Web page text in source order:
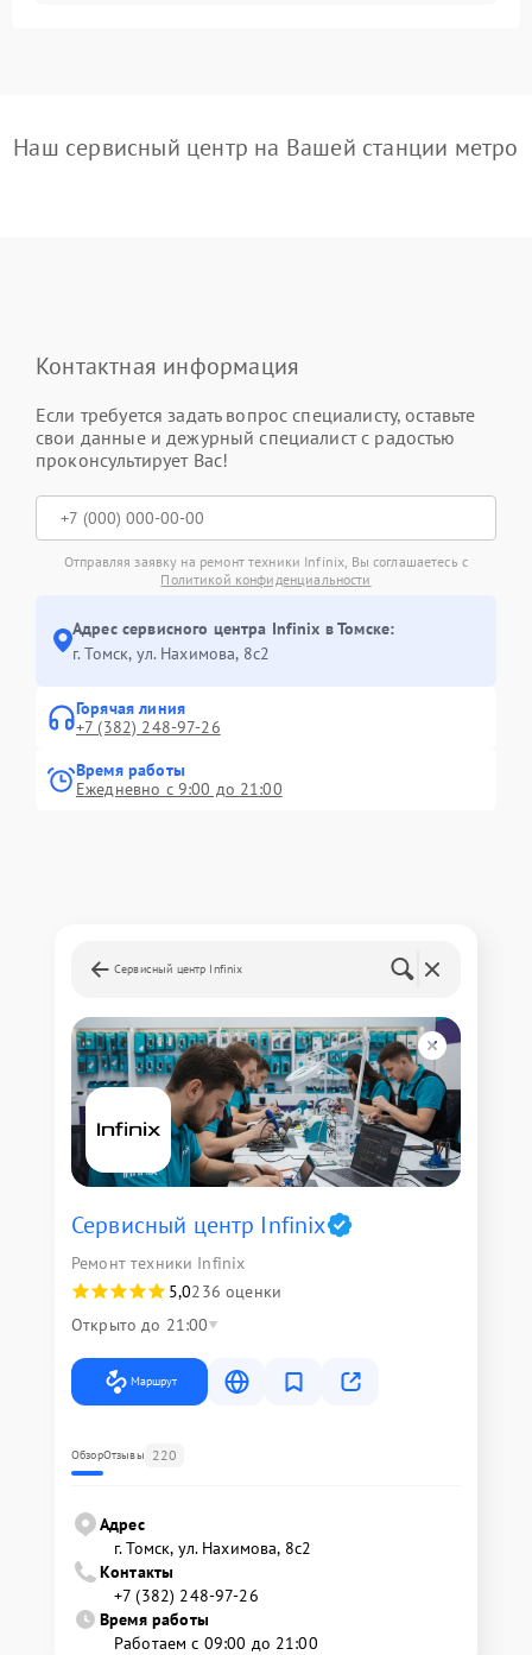
Наш сервисный центр на Вашей станции метро
Контактная информация
Если требуется задать вопрос специалисту, оставьте
свои данные и дежурный специалист с радостью
проконсультирует Вас!
Отправляя заявку на ремонт техники Infinix, Вы соглашаетесь с
Политикой конфиденциальности
Адрес сервисного центра Infinix в Томске:
г. Томск, ул. Нахимова, 8с2
Горячая линия
+7 (382) 248-97-26
Время работы
Ежедневно с 9:00 до 21:00
Сервисный центр Infinix
Сервисный центр Infinix
Ремонт техники Infinix
5,0236 оценки
Открыто до 21:00
Маршрут
ОбзорОтзывы 220
Адрес
г. Томск, ул. Нахимова, 8с2
Контакты
+7 (382) 248-97-26
Время работы
Работаем с 09:00 до 21:00